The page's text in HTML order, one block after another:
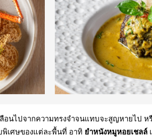
อนไปจากความทรงจำจนแทบจะสูญหายไป ห
พิเศษของแต่ละพื้นที่ อาทิ ยำหนังหมูหอยเชลล์